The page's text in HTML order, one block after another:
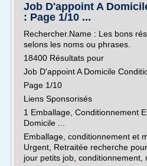
Job D'appoint A
: Page 1/10 ...
Rechercher.Name : Les bons
selons les noms ou phrases.
18400 Résultats pour
Job D'appoint A Domicile
Page 1/10
Liens Sponsorisés
1 Emballage, Conditionnement
Domicile ...
Emballage, conditionnement et
Urgent, Retraitée recherche
jour petits job, conditionnement,